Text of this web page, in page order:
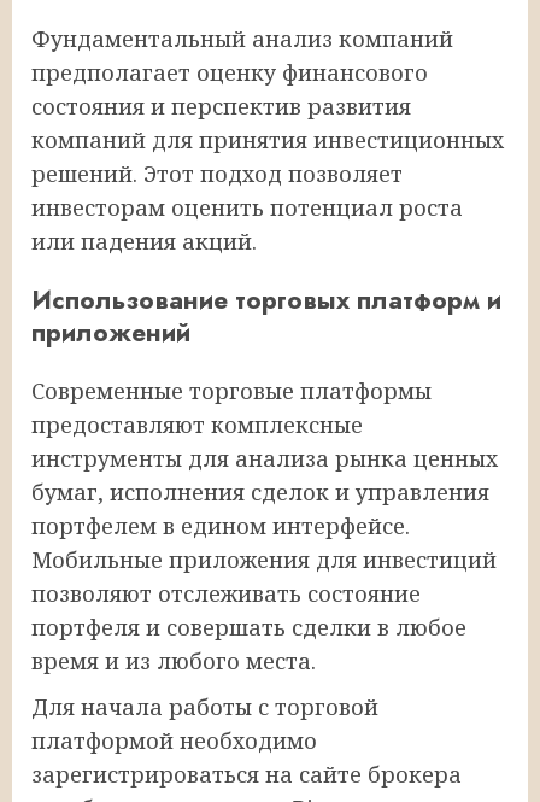
Фундаментальный анализ компаний
предполагает оценку финансового
состояния и перспектив развития
компаний для принятия инвестиционных
решений. Этот подход позволяет
инвесторам оценить потенциал роста
или падения акций.
Использование торговых платформ и
приложений
Современные торговые платформы
предоставляют комплексные
инструменты для анализа рынка ценных
бумаг, исполнения сделок и управления
портфелем в едином интерфейсе.
Мобильные приложения для инвестиций
позволяют отслеживать состояние
портфеля и совершать сделки в любое
время и из любого места.
Для начала работы с торговой
платформой необходимо
зарегистрироваться на сайте брокера